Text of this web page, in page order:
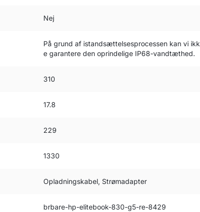
Nej
På grund af istandsættelsesprocessen kan vi ikk
e garantere den oprindelige IP68-vandtæthed.
310
17.8
229
1330
Opladningskabel, Strømadapter
brbare-hp-elitebook-830-g5-re-8429